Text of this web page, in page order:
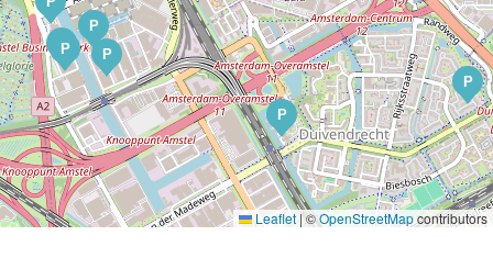
P
P
P
P
P
P
Leaflet |©OpenStreetMapcontributors